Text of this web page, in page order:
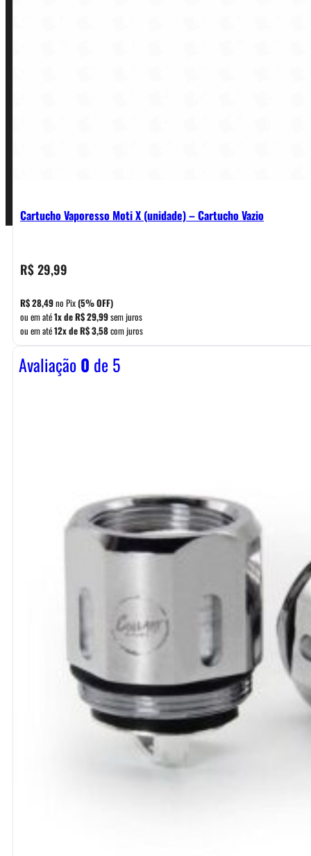
Cartucho Vaporesso Moti X (unidade) – Cartucho Vazio
R$29,99
R$28,49no Pix(5% OFF)
ou em até1x deR$29,99sem juros
ou em até12x deR$3,58com juros
Avaliação0 de 5